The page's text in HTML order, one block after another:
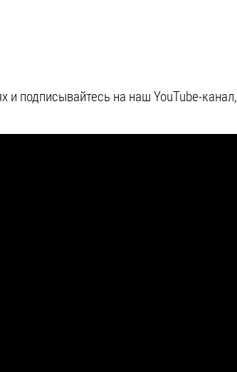
подписывайтесь на наш YouTube-канал,